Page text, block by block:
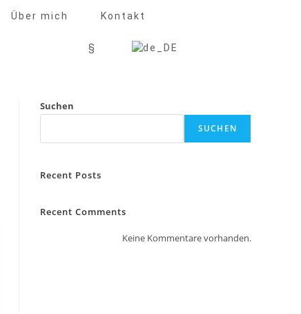
Über mich Kontakt
§
Suchen
SUCHEN
Recent Posts
Recent Comments
Keine Kommentare vorhanden.